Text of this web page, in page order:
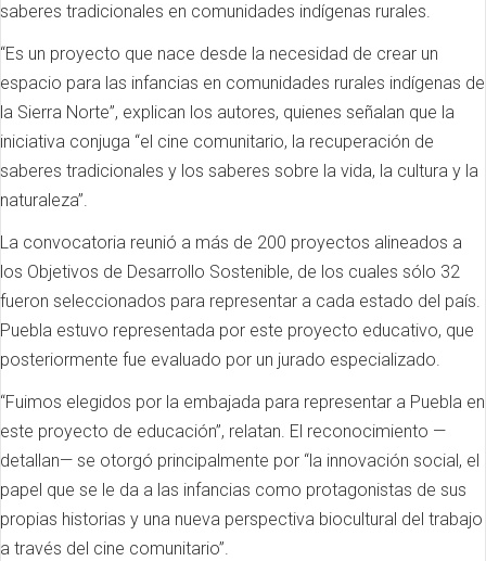
saberes tradicionales en comunidades indígenas rurales.
“Es un proyecto que nace desde la necesidad de crear un
espacio para las infancias en comunidades rurales indígenas de
la Sierra Norte”, explican los autores, quienes señalan que la
iniciativa conjuga “el cine comunitario, la recuperación de
saberes tradicionales y los saberes sobre la vida, la cultura y la
naturaleza”.
La convocatoria reunió a más de 200 proyectos alineados a
los Objetivos de Desarrollo Sostenible, de los cuales sólo 32
fueron seleccionados para representar a cada estado del país.
Puebla estuvo representada por este proyecto educativo, que
posteriormente fue evaluado por un jurado especializado.
“Fuimos elegidos por la embajada para representar a Puebla en
este proyecto de educación”, relatan. El reconocimiento —
detallan— se otorgó principalmente por “la innovación social, el
papel que se le da a las infancias como protagonistas de sus
propias historias y una nueva perspectiva biocultural del trabajo
a través del cine comunitario”.